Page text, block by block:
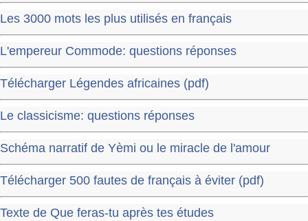
Les 3000 mots les plus utilisés en français
L'empereur Commode: questions réponses
Télécharger Légendes africaines (pdf)
Le classicisme: questions réponses
Schéma narratif de Yèmi ou le miracle de l'amour
Télécharger 500 fautes de français à éviter (pdf)
Texte de Que feras-tu après tes études